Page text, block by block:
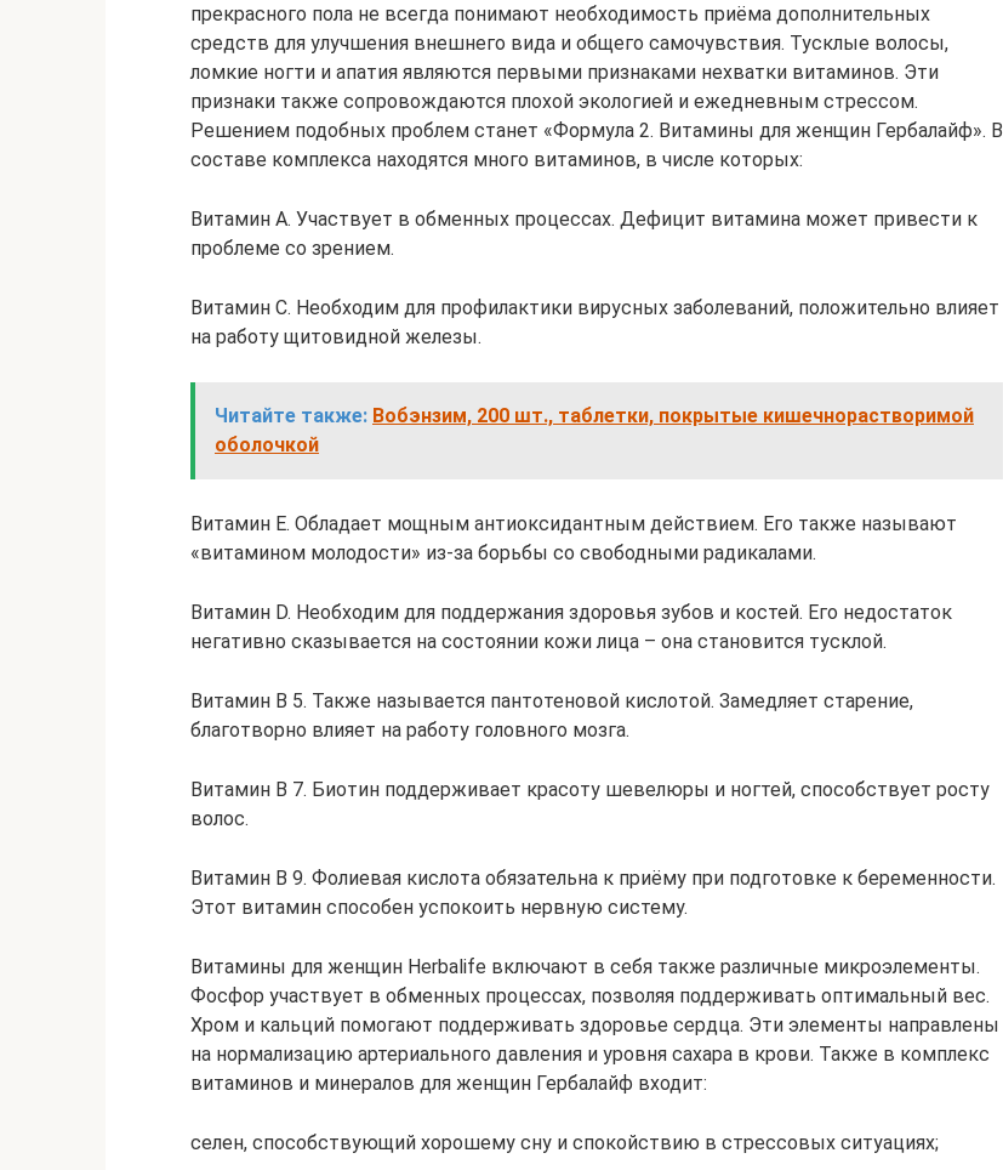
прекрасного пола не всегда понимают необходимость приёма дополнительных
средств для улучшения внешнего вида и общего самочувствия. Тусклые волосы,
ломкие ногти и апатия являются первыми признаками нехватки витаминов. Эти
признаки также сопровождаются плохой экологией и ежедневным стрессом.
Решением подобных проблем станет «Формула 2. Витамины для женщин Гербалайф». В
составе комплекса находятся много витаминов, в числе которых:
Витамин А. Участвует в обменных процессах. Дефицит витамина может привести к
проблеме со зрением.
Витамин С. Необходим для профилактики вирусных заболеваний, положительно влияет
на работу щитовидной железы.
Читайте также: Вобэнзим, 200 шт., таблетки, покрытые кишечнорастворимой
оболочкой
Витамин Е. Обладает мощным антиоксидантным действием. Его также называют
«витамином молодости» из-за борьбы со свободными радикалами.
Витамин D. Необходим для поддержания здоровья зубов и костей. Его недостаток
негативно сказывается на состоянии кожи лица – она становится тусклой.
Витамин В 5. Также называется пантотеновой кислотой. Замедляет старение,
благотворно влияет на работу головного мозга.
Витамин В 7. Биотин поддерживает красоту шевелюры и ногтей, способствует росту
волос.
Витамин В 9. Фолиевая кислота обязательна к приёму при подготовке к беременности.
Этот витамин способен успокоить нервную систему.
Витамины для женщин Herbalife включают в себя также различные микроэлементы.
Фосфор участвует в обменных процессах, позволяя поддерживать оптимальный вес.
Хром и кальций помогают поддерживать здоровье сердца. Эти элементы направлены
на нормализацию артериального давления и уровня сахара в крови. Также в комплекс
витаминов и минералов для женщин Гербалайф входит:
селен, способствующий хорошему сну и спокойствию в стрессовых ситуациях;